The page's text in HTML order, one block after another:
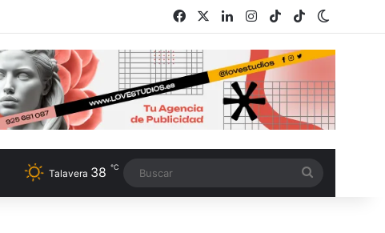
Facebook LinkedInInstagram
TikTokRSS
Talavera 38 ℃